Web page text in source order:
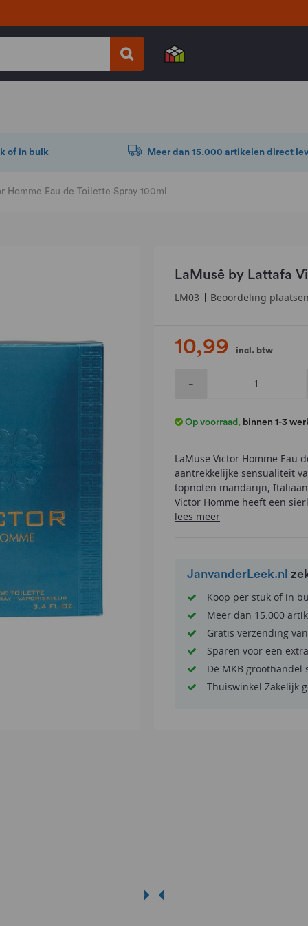
of in bulk Meer dan 15.000 artikelen direct
Homme Eau de Toilette Spray 100ml
LaMusê by Lattafa
LM03 Beoordeling
Op voorraad , binnen 1-3
10,99 incl. btw
-
LaMuse Victor Homme Eau
aantrekkelijke sensualiteit
topnoten mandarijn,
Victor Homme heeft een
lees meer
JanvanderLeek.nl
Koop per stuk of in
Meer dan 15.000
Gratis verzending
Sparen voor een
Dé MKB groothandel
Thuiswinkel Zakelijk